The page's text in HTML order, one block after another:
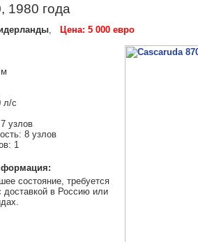
1980 года
, Цена: 5 000 евро
л/с
узлов
8 узлов
1
состояние, требуется
в Россию или